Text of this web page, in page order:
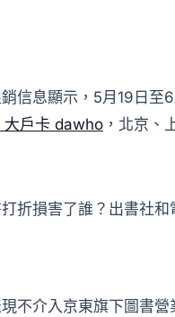
信息顯示，5月19日
大戶卡 dawho ，北京、
折損害了誰？出書社
不介入京東旗下圖書